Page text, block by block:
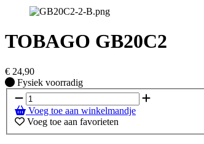
TOBAGO GB20C2
€ 24,90
Fysiek voorradig
Fysiek voorradig
Voeg toe aan winkelmandje
Voeg toe aan favorieten